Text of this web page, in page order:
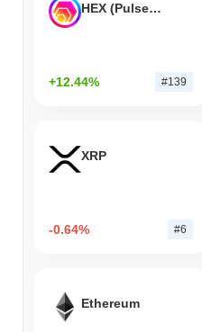
HEX (Pulsechain)
+12.44% #139
XRP
-0.64% #6
Ethereum